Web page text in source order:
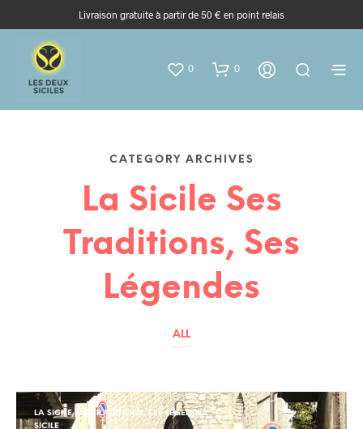
Livraison gratuite à partir de 50 € en point relais
0 0
CATEGORY ARCHIVES
La Sicile Ses
Traditions, Ses
Légendes
ALL
LA SICILE SES TRADITIONS, SES LÉGENDES
SICILE